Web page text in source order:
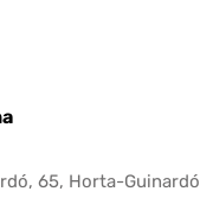
65, Horta-Guinardó